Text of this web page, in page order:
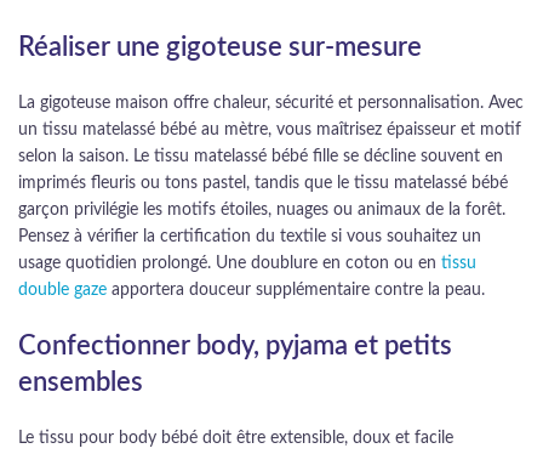
Réaliser une gigoteuse sur-mesure
La gigoteuse maison offre chaleur, sécurité et personnalisation. Avec
un tissu matelassé bébé au mètre, vous maîtrisez épaisseur et motif
selon la saison. Le tissu matelassé bébé fille se décline souvent en
imprimés fleuris ou tons pastel, tandis que le tissu matelassé bébé
garçon privilégie les motifs étoiles, nuages ou animaux de la forêt.
Pensez à vérifier la certification du textile si vous souhaitez un
usage quotidien prolongé. Une doublure en coton ou en tissu
double gaze apportera douceur supplémentaire contre la peau.
Confectionner body, pyjama et petits
ensembles
Le tissu pour body bébé doit être extensible, doux et facile